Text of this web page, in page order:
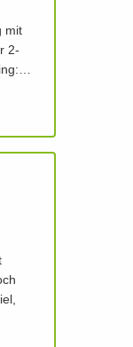
mit
2-